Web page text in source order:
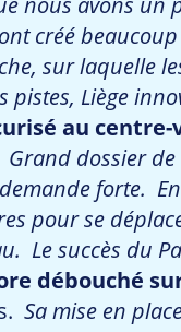
créé
sur laquelle
Liège
au centre-
Grand dossier
forte.
pour se
Le succès du
débouché
Sa mise en